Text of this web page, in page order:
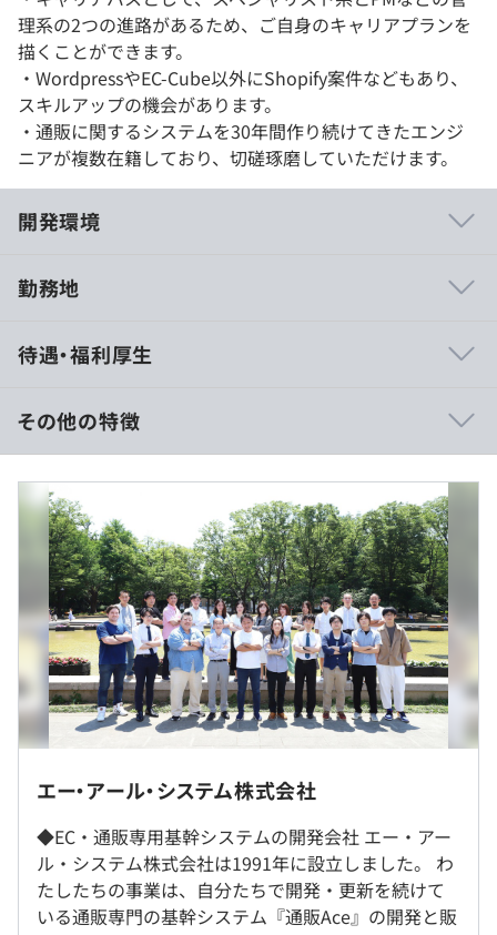
理系の2つの進路があるため、ご自身のキャリアプランを
描くことができます。
・WordpressやEC-Cube以外にShopify案件などもあり、
スキルアップの機会があります。
・通販に関するシステムを30年間作り続けてきたエンジ
ニアが複数在籍しており、切磋琢磨していただけます。
開発環境
きたエンジニアが複数在籍しております。
様への導入実績もございますので、開発力には自信がござ
います。
『通販Ace』：EC通販専用の基幹システム
技術向上のための資格取得、研修受講などは積極的に支援
しております！
業務上、必要なマシンを支給いたします。
プロジェクトごとに選択、ウォーターフォール、アジャイ
勤務地
転勤はありません。
JR「上野駅」入谷改札より徒歩５分
待遇・福利厚生
《年収360万円の事例》
■賃金形態：月給制
■賃金の決定方法：当社規定により決定
■月給：30万円
■月給内訳
・基本給：25.8万円
・固定残業代：20時間分、4.2万円（超過分は別途支
給）
・その他定額手当：住宅手当 ※上限として2万円まで支
給（30分圏内および家賃の50％まで）
・通勤費 ※月上限3万円まで支給
（※想定年収は年収提示額を保証するものではありません）
その他の特徴
エー・アール・システム株式会社
◆EC・通販専用基幹システムの開発会社 エー・アー
ル・システム株式会社は1991年に設立しました。 わ
たしたちの事業は、自分たちで開発・更新を続けて
いる通販専門の基幹システム『通販Ace』の開発と販